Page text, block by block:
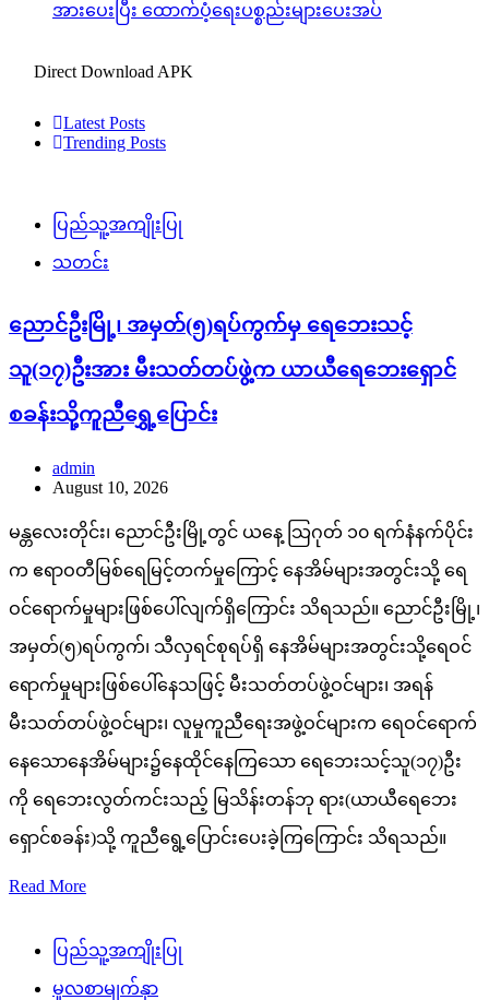
အားပေးပြီး ထောက်ပံ့ရေးပစ္စည်းများပေးအပ်
Direct Download APK
Latest Posts
Trending Posts
ပြည်သူ့အကျိုးပြု
သတင်း
ညောင်ဦးမြို့၊ အမှတ်(၅)ရပ်ကွက်မှ ရေဘေးသင့်
သူ(၁၇)ဦးအား မီးသတ်တပ်ဖွဲ့က ယာယီရေဘေးရှောင်
စခန်းသို့ကူညီရွှေ့ပြောင်း
admin
August 10, 2026
မန္တလေးတိုင်း၊ ညောင်ဦးမြို့တွင် ယနေ့ သြဂုတ် ၁၀ ရက်နံနက်ပိုင်း
က ဧရာဝတီမြစ်ရေမြင့်တက်မှုကြောင့် နေအိမ်များအတွင်းသို့ ရေ
ဝင်ရောက်မှုများဖြစ်ပေါ်လျက်ရှိကြောင်း သိရသည်။ ညောင်ဦးမြို့၊
အမှတ်(၅)ရပ်ကွက်၊ သီလှရင်စုရပ်ရှိ နေအိမ်များအတွင်းသို့ရေဝင်
ရောက်မှုများဖြစ်ပေါ်နေသဖြင့် မီးသတ်တပ်ဖွဲ့ဝင်များ၊ အရန်
မီးသတ်တပ်ဖွဲ့ဝင်များ၊ လူမှုကူညီရေးအဖွဲ့ဝင်များက ရေဝင်ရောက်
နေသောနေအိမ်များ၌နေထိုင်နေကြသော ရေဘေးသင့်သူ(၁၇)ဦး
ကို ရေဘေးလွတ်ကင်းသည့် မြသိန်းတန်ဘု ရား(ယာယီရေဘေး
ရှောင်စခန်း)သို့ ကူညီရွေ့ပြောင်းပေးခဲ့ကြကြောင်း သိရသည်။
Read More
ပြည်သူ့အကျိုးပြု
မူလစာမျက်နှာ